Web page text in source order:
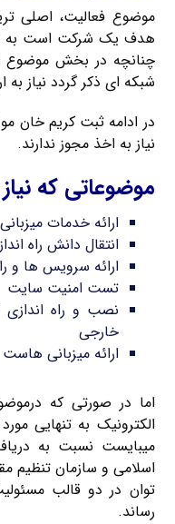
موضوع فعالیت، اصلی
هدف یک شرکت است به
چنانچه در بخش موضوع
شبکه ای ذکر گردد نیاز به
در ادامه ثبت کریم خان
نیاز به اخذ مجوز ندارند.
موضوعاتی که
ارائه خدمات
انتقال دانش راه
ارائه سرویس ها و
تست امنیت سایت
نصب و راه اندازی
خارجی
ارائه میزبانی هاست
اما در صورتی که
الکترونیک به تنهایی
میبایست نسبت به
اسلامی و سازمان تنظیم
توان در دو قالب
رساند.